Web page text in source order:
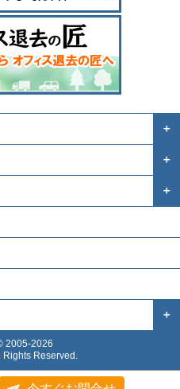
＋
＋
＋
＋
2005-2026
Reserved.